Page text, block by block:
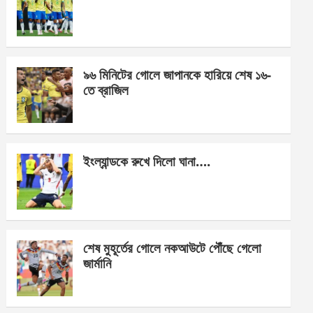
o
o
k
g
er
৯৬ মিনিটের গোলে জাপানকে হারিয়ে শেষ ১৬-
তে ব্রাজিল
ইংল্যান্ডকে রুখে দিলো ঘানা….
শেষ মুহূর্তের গোলে নকআউটে পৌঁছে গেলো
জার্মানি